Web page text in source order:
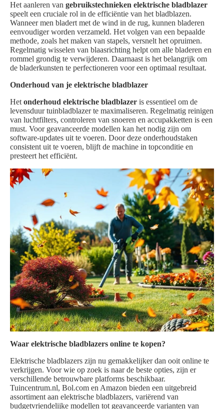
Het aanleren van gebruikstechnieken elektrische bladblazer
speelt een cruciale rol in de efficiëntie van het bladblazen.
Wanneer men bladert met de wind in de rug, kunnen bladeren
eenvoudiger worden verzameld. Het volgen van een bepaalde
methode, zoals het maken van stapels, versnelt het opruimen.
Regelmatig wisselen van blaasrichting helpt om alle bladeren en
rommel grondig te verwijderen. Daarnaast is het belangrijk om
de bladerkunsten te perfectioneren voor een optimaal resultaat.
Onderhoud van je elektrische bladblazer
Het onderhoud elektrische bladblazer is essentieel om de
levensduur tuinbladblazer te maximaliseren. Regelmatig reinigen
van luchtfilters, controleren van snoeren en accupakketten is een
must. Voor geavanceerde modellen kan het nodig zijn om
software-updates uit te voeren. Door deze onderhoudstaken
consistent uit te voeren, blijft de machine in topconditie en
presteert het efficiënt.
Waar elektrische bladblazers online te kopen?
Elektrische bladblazers zijn nu gemakkelijker dan ooit online te
verkrijgen. Voor wie op zoek is naar de beste opties, zijn er
verschillende betrouwbare platforms beschikbaar.
Tuincentrum.nl, Bol.com en Amazon bieden een uitgebreid
assortiment aan elektrische bladblazers, variërend van
budgetvriendelijke modellen tot geavanceerde varianten van